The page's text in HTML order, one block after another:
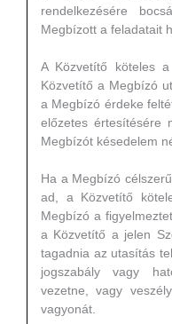
rendelkezésére
Megbízott a feladatait
A Közvetítő köteles
Közvetítő a Megbízó
a Megbízó érdeke
előzetes értesítésére
Megbízót késedelem
Ha a Megbízó
ad, a Közvetítő
Megbízó a
a Közvetítő a jelen
tagadnia az utasítás
jogszabály vagy
vezetne, vagy
vagyonát.